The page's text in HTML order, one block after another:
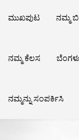
ಮುಖಪುಟ
ನಮ್ಮ
ನಮ್ಮ ಕೆಲಸ
ನಮ್ಮನ್ನು ಸಂಪರ್ಕಿಸಿ